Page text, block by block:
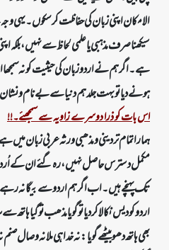
الامکان اپنی زبان کی حفاظت کر سکوں۔ یہی
سیکھنا صرف مذہبی یا علمی لحاظ سے نہیں،
ہے۔ اگر ہم نے اردو زبان کی حیثیت کو نہ
ہونے دیا تو بہت جلد ہم دنیا سے بے نام و
اس بات کو ذرا دوسرے زاویہ سے سمجھئے۔!!
ہمارا تمام تر دینی و مذھبی ورثہ عربی زبان
مکمل دسترس حاصل نہیں، رہ گئے ان کے
تک پہنچے ہیں۔ اب اگر ہم اردو سے بیگانہ
اردو کو دیس نکالا کردیا تو گویا مذھب تو گیا
بھی ہاتھ دھو بیٹھے گویا: نہ خدا ہی ملا نہ